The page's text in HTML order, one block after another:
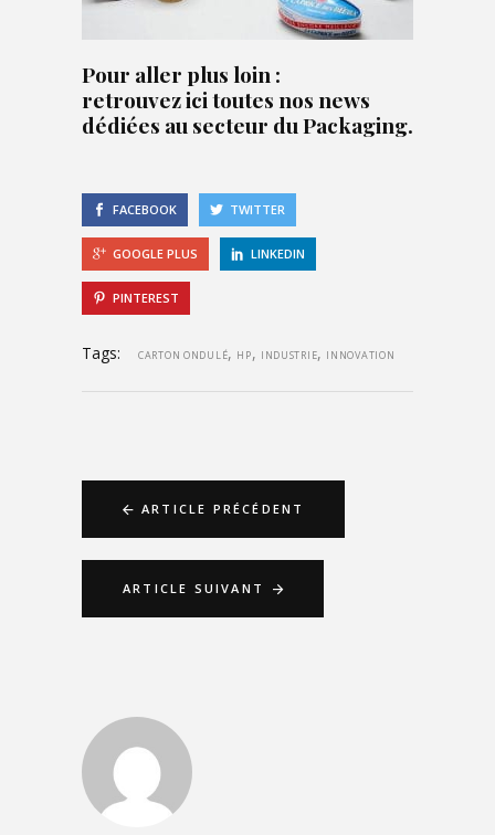
Pour aller plus loin :
retrouvez icitoutes nos news
dédiées au secteur du Packaging.
FACEBOOK TWITTER
GOOGLE PLUS LINKEDIN
PINTEREST
Tags: CARTON ONDULÉ, HP, INDUSTRIE, INNOVATION
ARTICLE PRÉCÉDENT
ARTICLE SUIVANT